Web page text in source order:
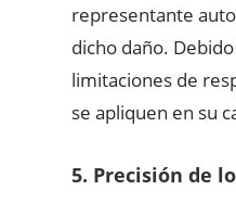
representante
dicho daño.
limitaciones de
se apliquen en su
5. Precisión de